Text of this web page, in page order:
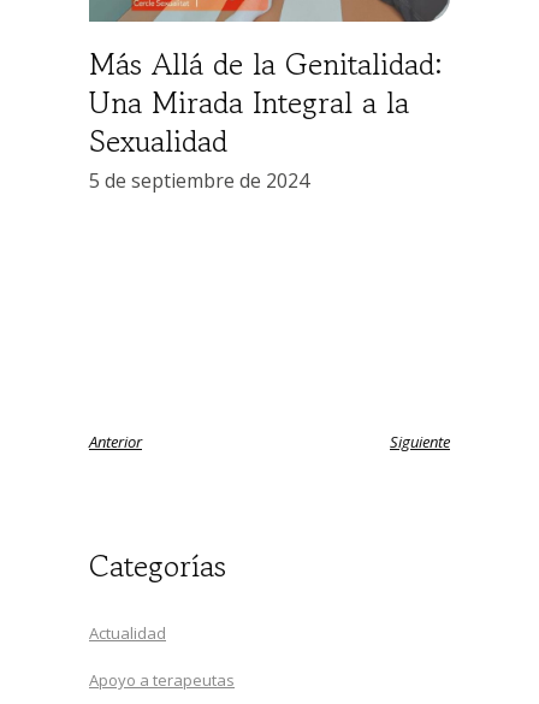
Más Allá de la Genitalidad:
Una Mirada Integral a la
Sexualidad
5 de septiembre de 2024
Anterior Siguiente
Categorías
Actualidad
Apoyo a terapeutas